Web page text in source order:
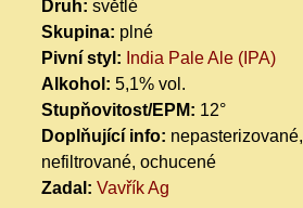
Druh: světlé
Skupina: plné
Pivní styl: India Pale Ale (IPA)
Alkohol: 5,1% vol.
Stupňovitost/EPM: 12°
Doplňující info: nepasterizované,
nefiltrované, ochucené
Zadal: Vavřík Ag